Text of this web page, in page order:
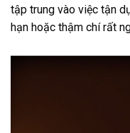
tập trung vào việc tận
hạn hoặc thậm chí rất